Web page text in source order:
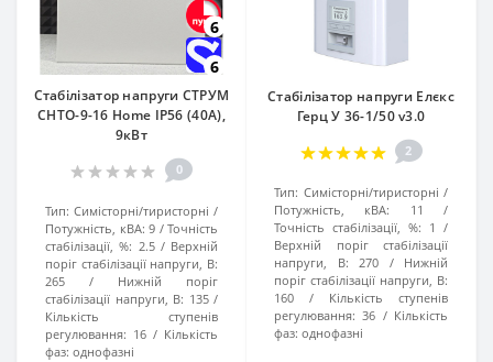
6
6
Стабілізатор напруги СТРУМ
СНТО-9-16 Home IP56 (40А),
9кВт
0
Тип: Симісторні/тиристорні
Потужність, кВА: 9
Точність
стабілізації, %: 2.5
Верхній
поріг стабілізації напруги, В:
265
Нижній поріг
стабілізації напруги, В: 135
Кількість ступенів
регулювання: 16
Кількість
фаз: однофазні
Стабілізатор напруги Елєкс
Герц У 36-1/50 v3.0
2
Тип: Симісторні/тиристорні
Потужність, кВА:
11
Точність стабілізації, %: 1
Верхній поріг стабілізації
напруги, В:
270
Нижній
поріг стабілізації напруги, В:
160
Кількість ступенів
регулювання: 36
Кількість
фаз: однофазні